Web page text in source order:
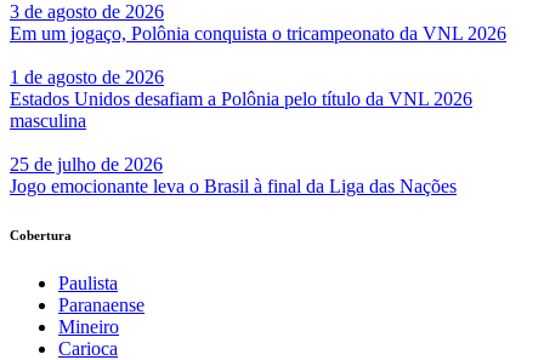
3 de agosto de 2026
Em um jogaço, Polônia conquista o tricampeonato da VNL 2026
1 de agosto de 2026
Estados Unidos desafiam a Polônia pelo título da VNL 2026
masculina
25 de julho de 2026
Jogo emocionante leva o Brasil à final da Liga das Nações
Cobertura
Paulista
Paranaense
Mineiro
Carioca